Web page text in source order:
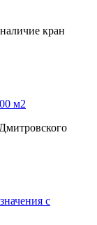
кран
м2
с